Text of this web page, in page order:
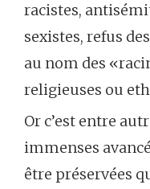
racistes,
sexistes, refus
au nom des
religieuses ou
Or c’est entre
immenses
être préservées